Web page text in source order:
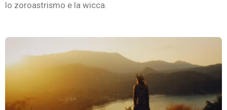
lo zoroastrismo e la wicca.